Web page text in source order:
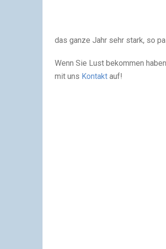
das ganze Jahr sehr stark, so
Wenn Sie Lust bekommen
mit uns Kontakt auf!